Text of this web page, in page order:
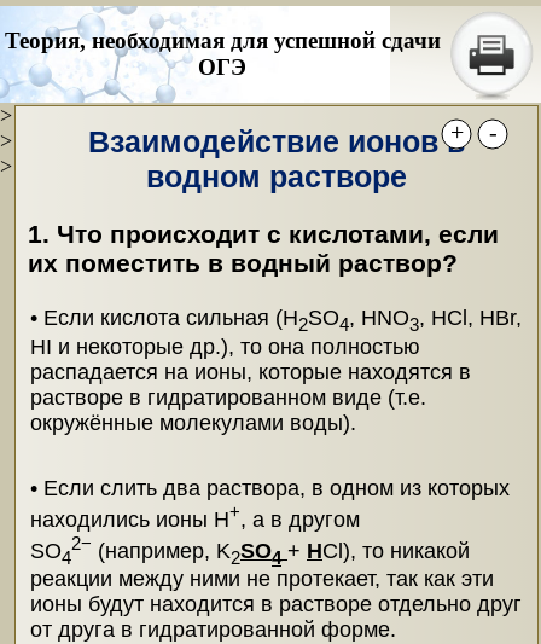
Теория, необходимая для успешной сдачи
ОГЭ
>
>
>
Взаимодействие ионов в
водном растворе
1. Что происходит с кислотами, если
их поместить в водный раствор?
• Если кислота сильная (H2SO4, HNO3, HCl, HBr,
HI и некоторые др.), то она полностью
распадается на ионы, которые находятся в
растворе в гидратированном виде (т.е.
окружённые молекулами воды).
• Если слить два раствора, в одном из которых
находились ионы H+, а в другом
SO4
2− (например, K2SO4 + HCl), то никакой
реакции между ними не протекает, так как эти
ионы будут находится в растворе отдельно друг
от друга в гидратированной форме.
+ -